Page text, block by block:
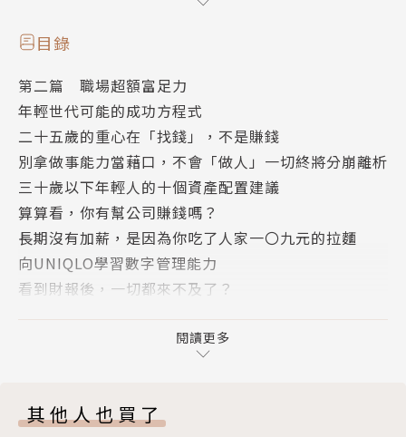
①林明樟VS.竹孟踏實聯合創辦人 林竹君
②林明樟VS.捷安特台灣總經理 鄭秋菊
林欣穎
④林明樟VS.鮮乳坊共同創辦人暨執行長 郭哲佑（郭
佑）
（掃描書中QR Code觀看完整對談影片）
和林明樟學習改變人生的中獎機率，經營你的好運人生
走到人生的30歲時，你思考過接下來生活要怎麼過
嗎？
會有誰陪伴在你身邊？會從事怎麼樣的工作？會如何創
想擁有好運的人生，你需要在哪些地方努力？你需要建
目錄
第二篇 職場超額富足力
年輕世代可能的成功方程式
二十五歲的重心在「找錢」，不是賺錢
別拿做事能力當藉口，不會「做人」一切終將分崩離析
三十歲以下年輕人的十個資產配置建議
算算看，你有幫公司賺錢嗎？
長期沒有加薪，是因為你吃了人家一〇九元的拉麵
向UNIQLO學習數字管理能力
看到財報後，一切都來不及了？
怎麼判斷一位老闆的好壞？
第三篇 家庭超額富足力
閱讀更多
其他人也買了